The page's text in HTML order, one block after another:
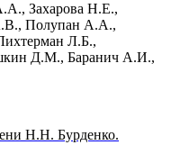
, Захарова Н.Е.,
, Полупан А.А.,
Л.Б.,
Д.М., Баранич А.И.,
Н.Н. Бурденко.